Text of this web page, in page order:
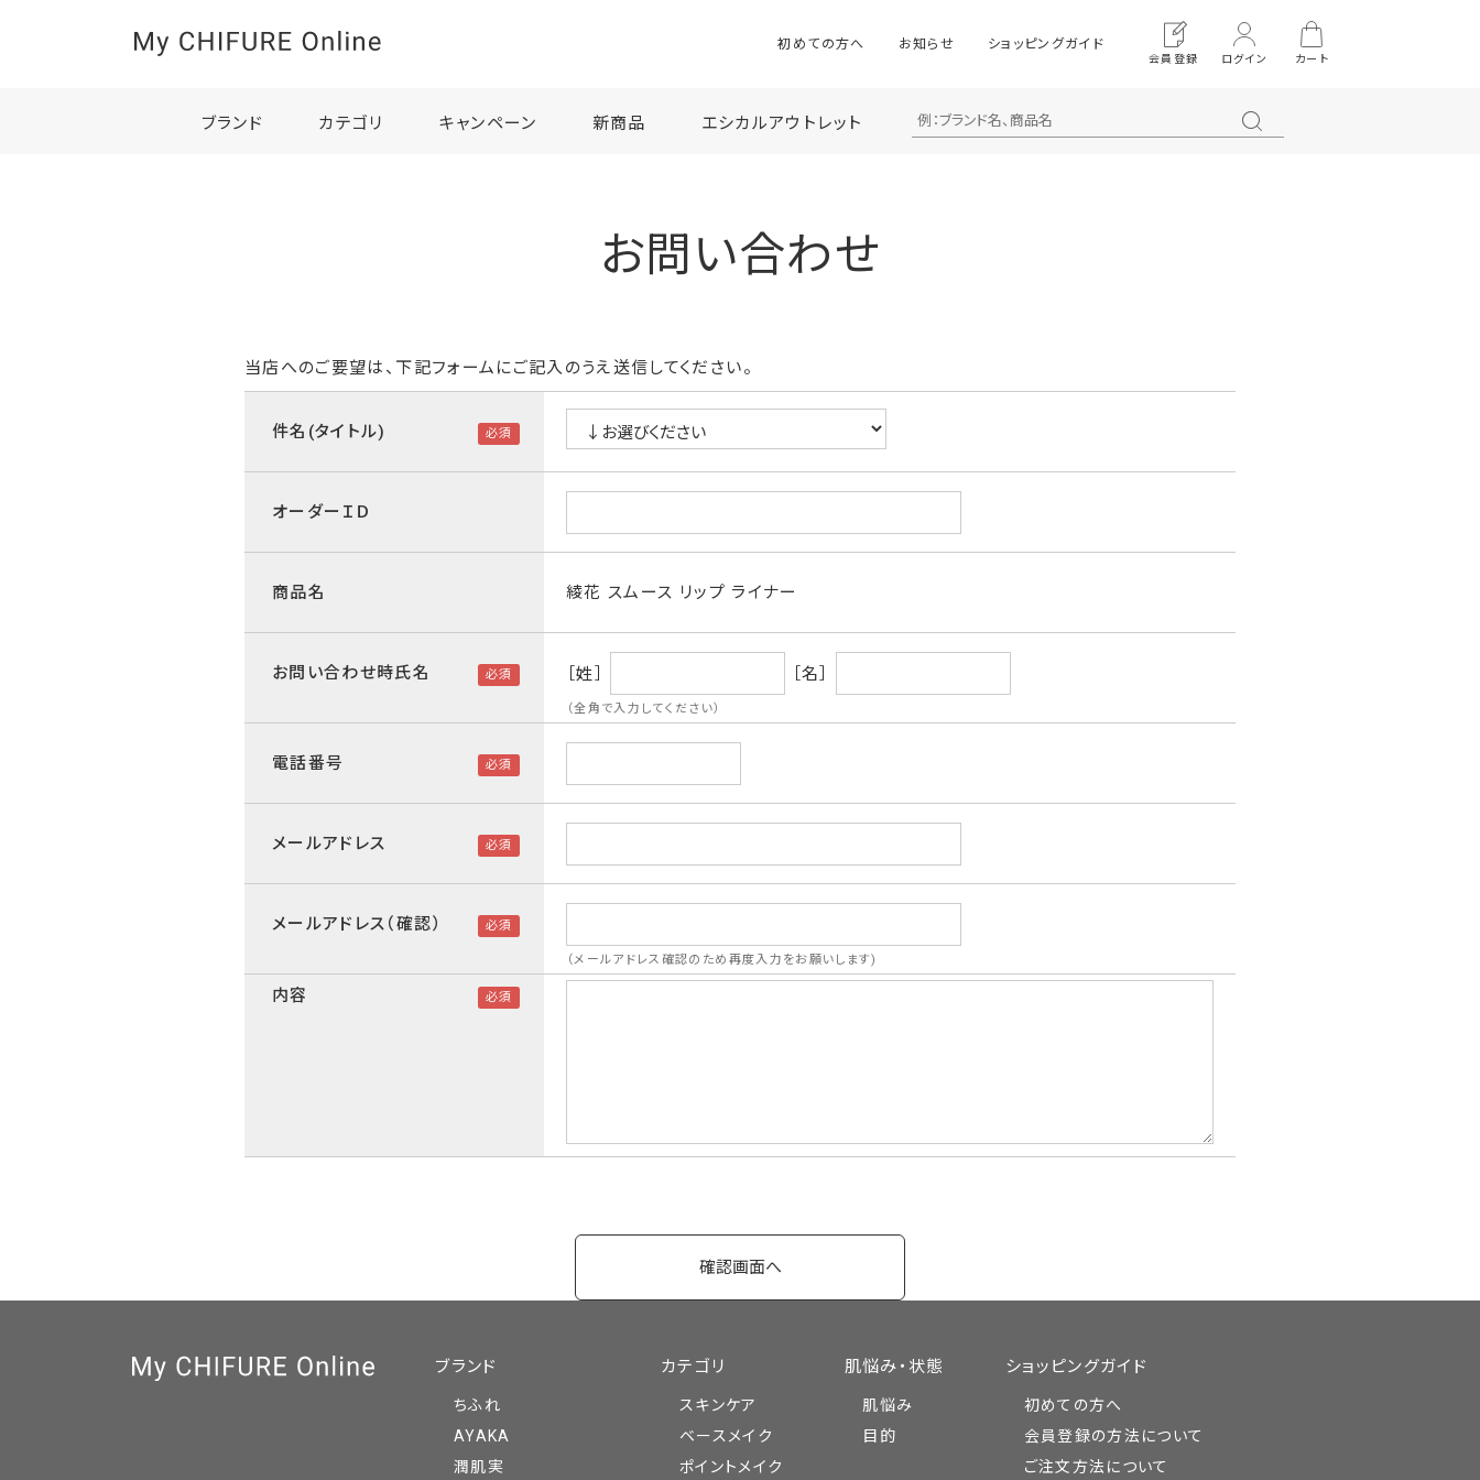
初めての方へ お知らせ ショッピングガイド
会員登録 ログイン カート
ブランド カテゴリ キャンペーン 新商品 エシカルアウトレット
お問い合わせ
当店へのご要望は、下記フォームにご記入のうえ送信してください。
件名(タイトル)
オーダーＩＤ
商品名 綾花 スムース リップ ライナー
お問い合わせ時氏名 ［姓］ ［名］
（全角で入力してください）
電話番号
メールアドレス
メールアドレス（確認）
（メールアドレス確認のため再度入力をお願いします)
内容
ブランド
ちふれ
AYAKA
潤肌実
カテゴリ
スキンケア
ベースメイク
ポイントメイク
肌悩み・状態
肌悩み
目的
ショッピングガイド
初めての方へ
会員登録の方法について
ご注文方法について